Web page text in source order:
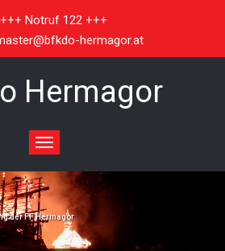
+++ Notruf 122 +++
hermagor.at
Hermagor
Toggle
navigation
der FF Hermagor